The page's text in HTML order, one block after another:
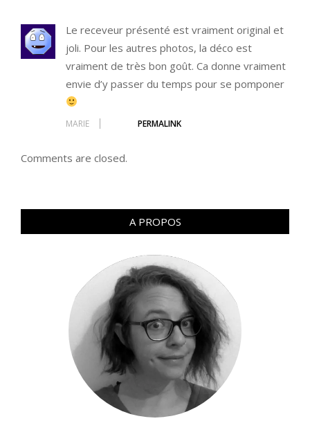
Le receveur présenté est vraiment original et
joli. Pour les autres photos, la déco est
vraiment de très bon goût. Ca donne vraiment
envie d’y passer du temps pour se pomponer
MARIE PERMALINK
Comments are closed.
A PROPOS